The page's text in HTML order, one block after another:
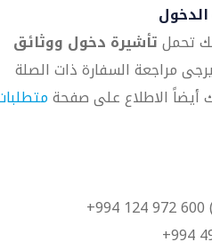
تحملتأشيرة دخول ووثائق
مراجعة السفارة ذات الصلة
أيضاً الاطلاع على صفحة